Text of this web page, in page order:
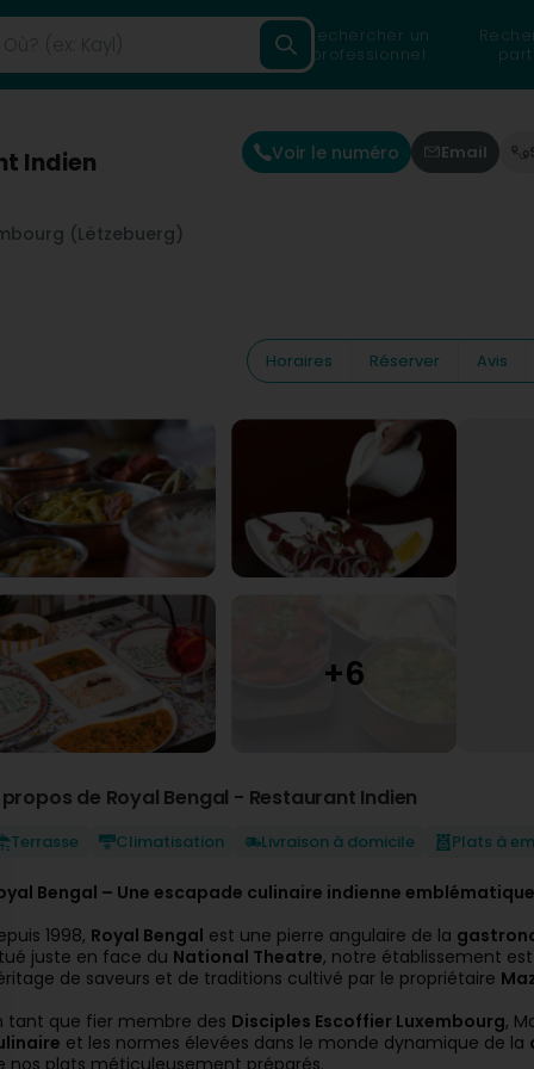
Rechercher un
professionnel
Indien
(Lëtzebuerg)
Voir le numéro Email
Horaires Réserver Avis
de Royal Bengal - Restaurant Indien
Terrasse Climatisation Livraison à domicile Plats à
Bengal – Une escapade culinaire indienne
1998, Royal Bengal est une pierre angulaire de la
juste en face du National Theatre, notre établissement
de saveurs et de traditions cultivé par le propriétaire
tant que fier membre des Disciples Escoffier Luxembourg,
et les normes élevées dans le monde dynamique de la
nos plats méticuleusement préparés.